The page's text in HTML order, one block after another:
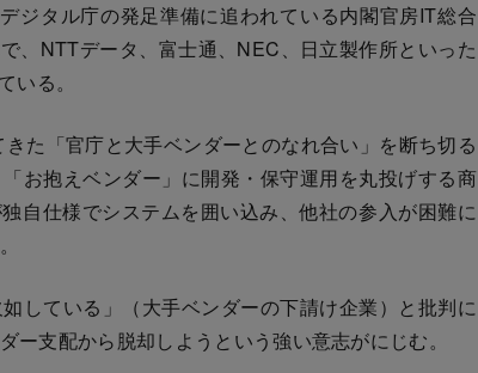
ジタル庁の発足準備に追われている内閣官房IT総合
、NTTデータ、富士通、NEC、日立製作所といった
る。
た「官庁と大手ベンダーとのなれ合い」を断ち切る
お抱えベンダー」に開発・保守運用を丸投げする商
自仕様でシステムを囲い込み、他社の参入が困難に
している」（大手ベンダーの下請け企業）と批判に
支配から脱却しようという強い意志がにじむ。